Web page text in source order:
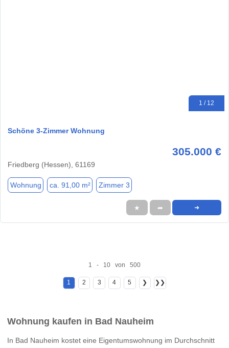
1 / 12
Schöne 3-Zimmer Wohnung
305.000 €
Friedberg (Hessen), 61169
Wohnung ca. 91,00 m² Zimmer 3
★ ➦ ➜
1 - 10 von 500
1 2 3 4 5 ❯ ❯❯
Wohnung kaufen in Bad Nauheim
In Bad Nauheim kostet eine Eigentumswohnung im Durchschnitt